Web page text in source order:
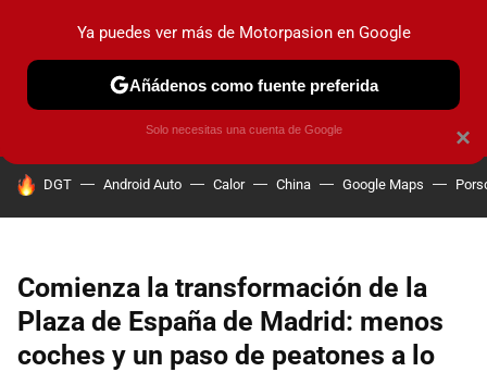
PRUEBAS COCHES ELÉCTRICOS OBSERVATORIO
HOY SE HABLA DE
DGT Android Auto Calor China Google Maps
Comienza la transformación de la
Plaza de España de Madrid: menos
coches y un paso de peatones a lo
×
Ya puedes ver más de Motorpasion en Google
Añádenos como fuente preferida
Solo necesitas una cuenta de Google